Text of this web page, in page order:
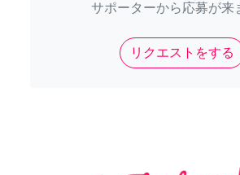
サポーターから応募が来
リクエストをする